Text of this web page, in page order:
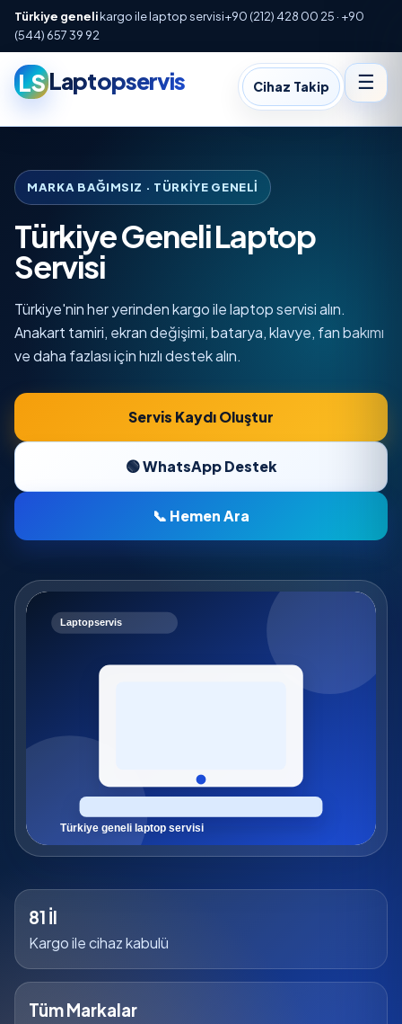
Türkiye genelikargo ile laptop servisi+90 (212) 428 00 25 · +90
(544) 657 39 92
LSLaptopservis Cihaz Takip ☰
MARKA BAĞIMSIZ · TÜRKIYE GENELI
Türkiye Geneli Laptop
Servisi
Türkiye'nin her yerinden kargo ile laptop servisi alın.
Anakart tamiri, ekran değişimi, batarya, klavye, fan bakımı
ve daha fazlası için hızlı destek alın.
Servis Kaydı Oluştur
🟢 WhatsApp Destek
📞 Hemen Ara
81 İl
Kargo ile cihaz kabulü
Tüm Markalar